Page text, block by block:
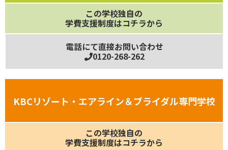
この学校独自の
学費支援制度はコチラから
電話にて直接お問い合わせ
0120-268-262
KBCリゾート・エアライン＆ブライダル専門学校
この学校独自の
学費支援制度はコチラから